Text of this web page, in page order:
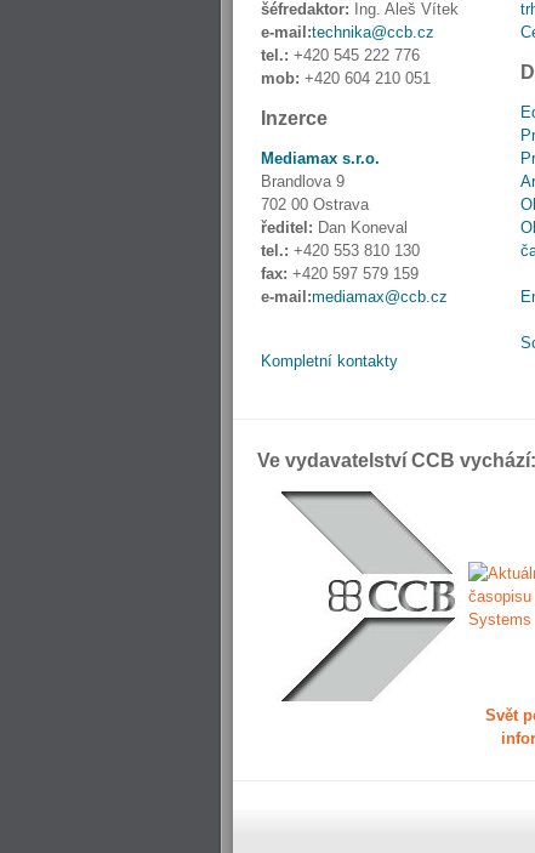
šéfredaktor: Ing. Aleš Vítek
e-mail:technika@ccb.cz
tel.: +420 545 222 776
mob: +420 604 210 051
Inzerce
Mediamax s.r.o.
Brandlova 9
702 00 Ostrava
ředitel: Dan Koneval
tel.: +420 553 810 130
fax: +420 597 579 159
e-mail:mediamax@ccb.cz
Kompletní kontakty
Ve vydavatelství CCB vychází:
Svět